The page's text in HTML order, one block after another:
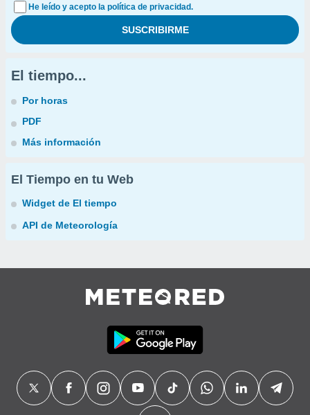
He leído y acepto la política de privacidad.
El tiempo...
Por horas
PDF
Más información
El Tiempo en tu Web
Widget de El tiempo
API de Meteorología